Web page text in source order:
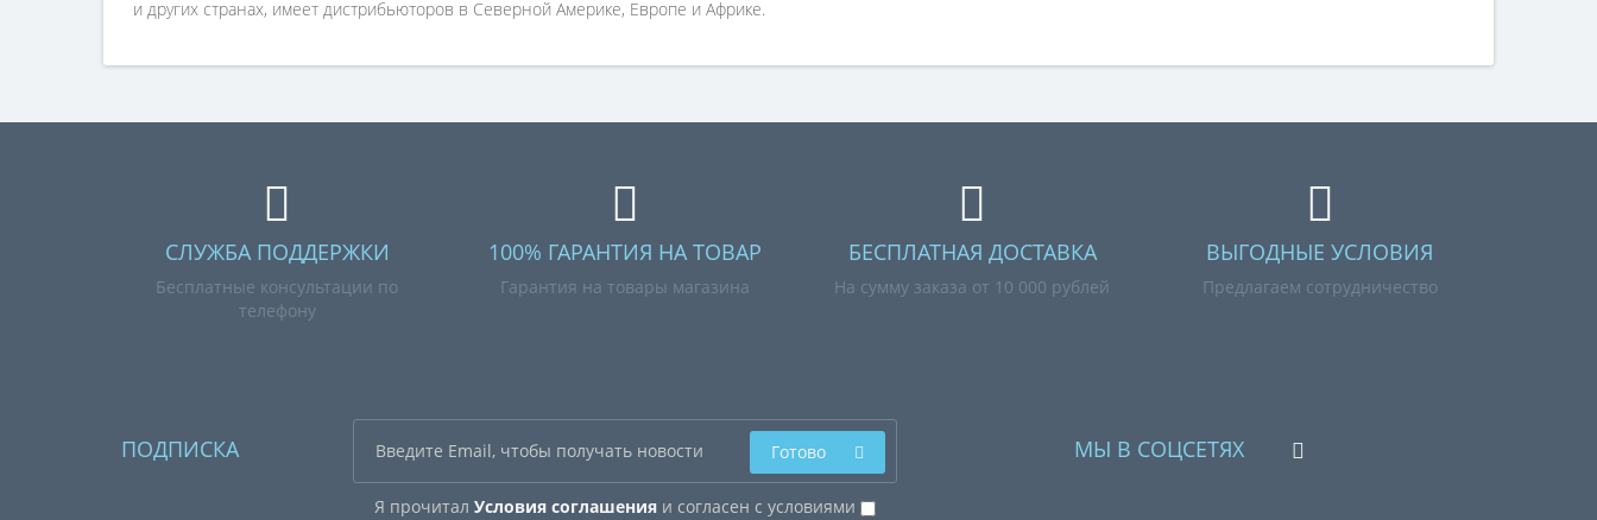
и других странах, имеет дистрибьюторов в Северной Америке, Европе и Африке.
СЛУЖБА ПОДДЕРЖКИ
Бесплатные консультации по
телефону
100% ГАРАНТИЯ НА ТОВАР
Гарантия на товары магазина
БЕСПЛАТНАЯ ДОСТАВКА
На сумму заказа от 10 000 рублей
ВЫГОДНЫЕ УСЛОВИЯ
Предлагаем сотрудничество
ПОДПИСКА
Я прочитал Условия соглашенияи согласен с условиями
Готово МЫ В СОЦСЕТЯХ